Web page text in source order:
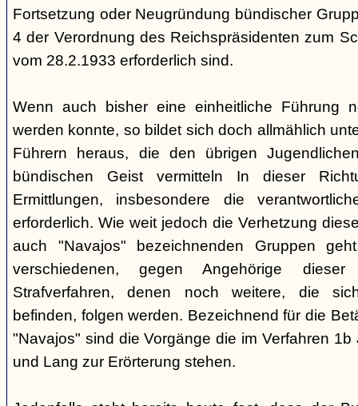
Fortsetzung oder Neugründung bündischer
4 der Verordnung des Reichspräsidenten zum
vom 28.2.1933 erforderlich sind.
Wenn auch bisher eine einheitliche Führung
werden konnte, so bildet sich doch allmählich
Führern heraus, die den übrigen
bündischen Geist vermitteln In dieser
Ermittlungen, insbesondere die
erforderlich. Wie weit jedoch die Verhetzung
auch "Navajos" bezeichnenden Gruppen
verschiedenen, gegen Angehörige dieser
Strafverfahren, denen noch weitere, die
befinden, folgen werden. Bezeichnend für die
"Navajos" sind die Vorgänge die im Verfahren
und Lang zur Erörterung stehen.